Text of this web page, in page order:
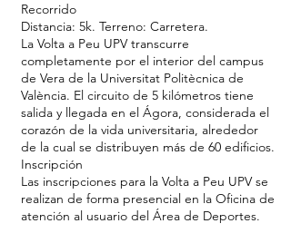
Recorrido
Distancia: 5k. Terreno: Carretera.
La Volta a Peu UPV transcurre
completamente por el interior del campus
de Vera de la Universitat Politècnica de
València. El circuito de 5 kilómetros tiene
salida y llegada en el Ágora, considerada el
corazón de la vida universitaria, alrededor
de la cual se distribuyen más de 60 edificios.
Inscripción
Las inscripciones para la Volta a Peu UPV se
realizan de forma presencial en la Oficina de
atención al usuario del Área de Deportes.